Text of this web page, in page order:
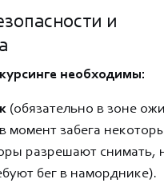
и
необходимы:
(обязательно в зоне
момент забега
разрешают снимать,
бег в наморднике).